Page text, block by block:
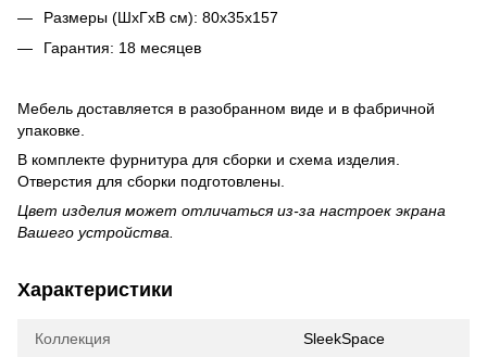
Размеры (ШхГхВ см): 80х35х157
Гарантия: 18 месяцев
Мебель доставляется в разобранном виде и в фабричной
упаковке.
В комплекте фурнитура для сборки и схема изделия.
Отверстия для сборки подготовлены.
Цвет изделия может отличаться из-за настроек экрана
Вашего устройства.
Характеристики
Коллекция SleekSpace